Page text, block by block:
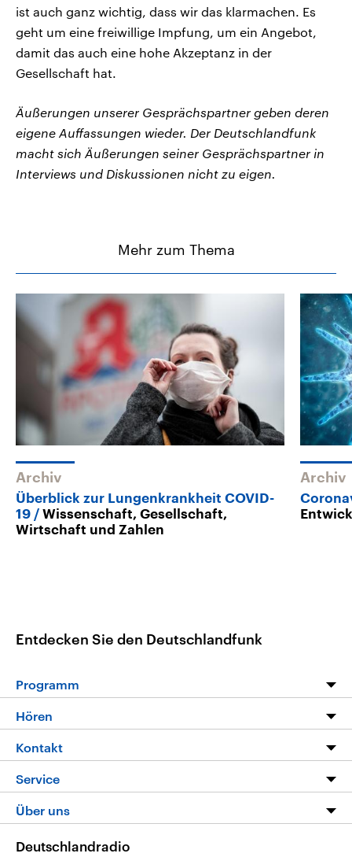
ist auch ganz wichtig, dass wir das klarmachen. Es
geht um eine freiwillige Impfung, um ein Angebot,
damit das auch eine hohe Akzeptanz in der
Gesellschaft hat.
Äußerungen unserer Gesprächspartner geben deren
eigene Auffassungen wieder. Der Deutschlandfunk
macht sich Äußerungen seiner Gesprächspartner in
Interviews und Diskussionen nicht zu eigen.
Mehr zum Thema
Archiv
Überblick zur Lungenkrankheit COVID-
19
Wissenschaft, Gesellschaft,
Wirtschaft und Zahlen
Archiv
Entdecken Sie den Deutschlandfunk
Programm
Programm
Die Nachrichten
Nachrichtenleicht
Neue Beiträge auf dlf.de
Hören
Livestream
Podcasts
Deutschlandfunk App
Nachrichten App
Kontakt
Hörerservice
Service
FAQ
Über uns
Deutschlandradio